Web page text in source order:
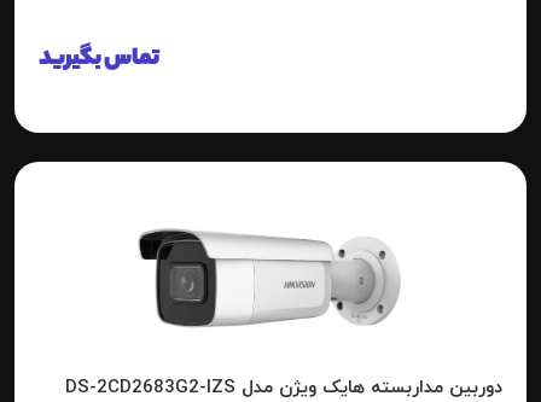
تماس بگیرید
دوربین مداربسته هایک ویژن مدل DS-2CD2683G2-IZS